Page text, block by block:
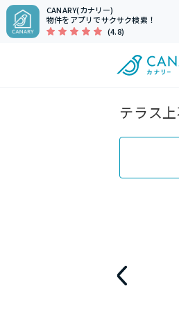
CANARY(カナリー)
物件をアプリでサクサク検索！
(4.8)
テラス